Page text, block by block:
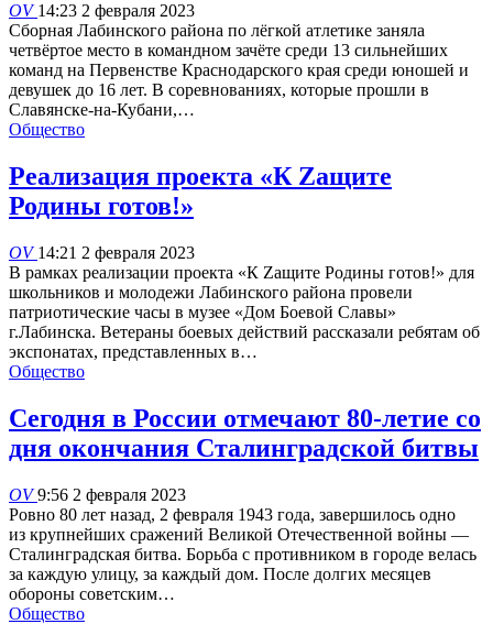
OV14:23 2 февраля 2023
Сборная Лабинского района по лёгкой атлетике заняла
четвёртое место в командном зачёте среди 13 сильнейших
команд на Первенстве Краснодарского края среди юношей и
девушек до 16 лет. В соревнованиях, которые прошли в
Славянске-на-Кубани,…
Общество
Реализация проекта «К Zащите
Родины готов!»
OV14:21 2 февраля 2023
В рамках реализации проекта «К Zащите Родины готов!» для
школьников и молодежи Лабинского района провели
патриотические часы в музее «Дом Боевой Славы»
г.Лабинска. Ветераны боевых действий рассказали ребятам об
экспонатах, представленных в…
Общество
Сегодня в России отмечают 80-летие со
дня окончания Сталинградской битвы
OV9:56 2 февраля 2023
Ровно 80 лет назад, 2 февраля 1943 года, завершилось одно
из крупнейших сражений Великой Отечественной войны —
Сталинградская битва. Борьба с противником в городе велась
за каждую улицу, за каждый дом. После долгих месяцев
обороны советским…
Общество